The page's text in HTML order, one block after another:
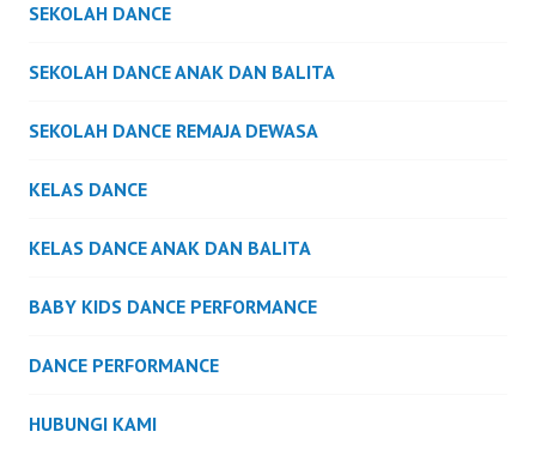
SEKOLAH DANCE
SEKOLAH DANCE ANAK DAN BALITA
SEKOLAH DANCE REMAJA DEWASA
KELAS DANCE
KELAS DANCE ANAK DAN BALITA
BABY KIDS DANCE PERFORMANCE
DANCE PERFORMANCE
HUBUNGI KAMI